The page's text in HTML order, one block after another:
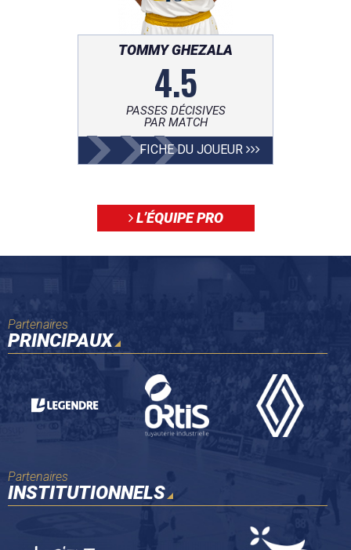
TOMMY GHEZALA
4.5
PASSES DÉCISIVES
PAR MATCH
FICHE DU JOUEUR
L’ÉQUIPE PRO
Partenaires
PRINCIPAUX
Partenaires
INSTITUTIONNELS